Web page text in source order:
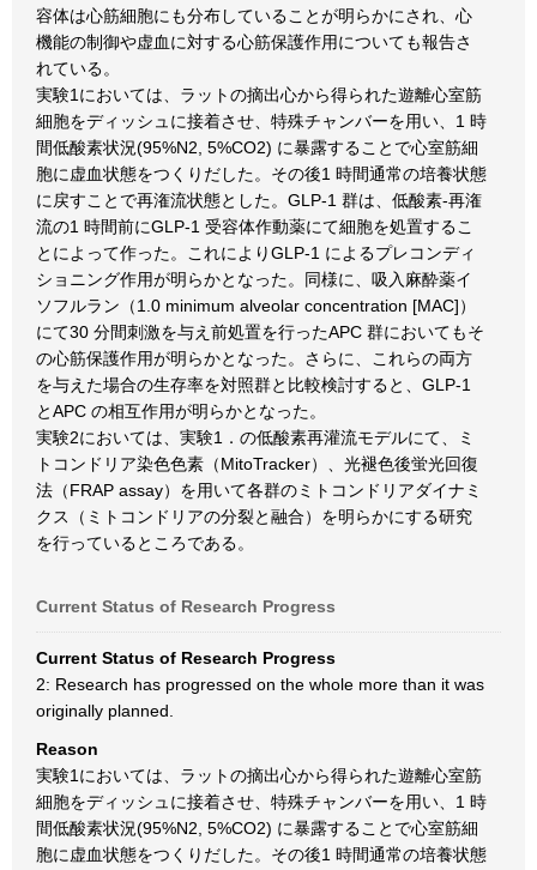
容体は心筋細胞にも分布していることが明らかにされ、心
機能の制御や虚血に対する心筋保護作用についても報告さ
れている。
実験1においては、ラットの摘出心から得られた遊離心室筋
細胞をディッシュに接着させ、特殊チャンバーを用い、1 時
間低酸素状況(95%N2, 5%CO2) に暴露することで心室筋細
胞に虚血状態をつくりだした。その後1 時間通常の培養状態
に戻すことで再潅流状態とした。GLP-1 群は、低酸素-再潅
流の1 時間前にGLP-1 受容体作動薬にて細胞を処置するこ
とによって作った。これによりGLP-1 によるプレコンディ
ショニング作用が明らかとなった。同様に、吸入麻酔薬イ
ソフルラン（1.0 minimum alveolar concentration [MAC]）
にて30 分間刺激を与え前処置を行ったAPC 群においてもそ
の心筋保護作用が明らかとなった。さらに、これらの両方
を与えた場合の生存率を対照群と比較検討すると、GLP-1
とAPC の相互作用が明らかとなった。
実験2においては、実験1．の低酸素再灌流モデルにて、ミ
トコンドリア染色色素（MitoTracker）、光褪色後蛍光回復
法（FRAP assay）を用いて各群のミトコンドリアダイナミ
クス（ミトコンドリアの分裂と融合）を明らかにする研究
を行っているところである。
Current Status of Research Progress
Current Status of Research Progress
2: Research has progressed on the whole more than it was
originally planned.
Reason
実験1においては、ラットの摘出心から得られた遊離心室筋
細胞をディッシュに接着させ、特殊チャンバーを用い、1 時
間低酸素状況(95%N2, 5%CO2) に暴露することで心室筋細
胞に虚血状態をつくりだした。その後1 時間通常の培養状態